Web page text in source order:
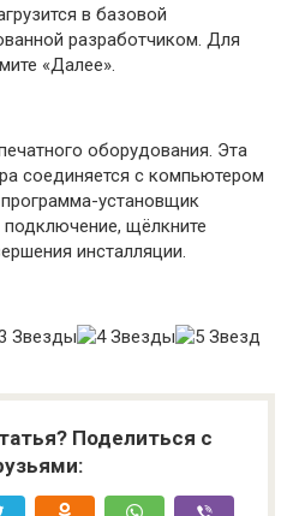
в базовой
разработчиком. Для
«Далее».
оборудования. Эта
соединяется с компьютером
установщик
щёлкните
инсталляции.
Поделиться с